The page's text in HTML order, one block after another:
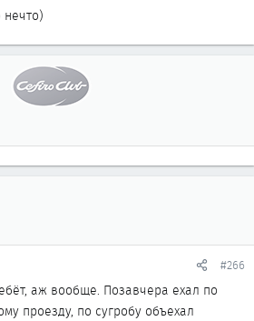
нечто)
#266
аж вообще. Позавчера ехал по
проезду, по сугробу объехал